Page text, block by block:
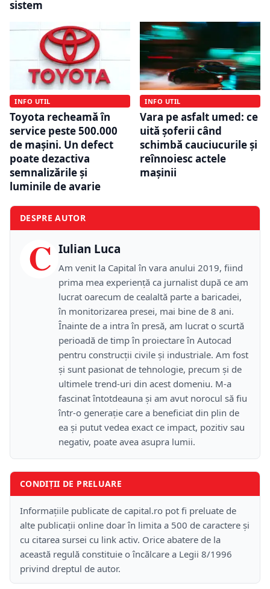
sistem
INFO UTIL
Toyota recheamă în
service peste 500.000
de mașini. Un defect
poate dezactiva
semnalizările și
luminile de avarie
INFO UTIL
Vara pe asfalt umed: ce
uită șoferii când
schimbă cauciucurile și
reînnoiesc actele
mașinii
DESPRE AUTOR
C Iulian Luca
Am venit la Capital în vara anului 2019, fiind
prima mea experiență ca jurnalist după ce am
lucrat oarecum de cealaltă parte a baricadei,
în monitorizarea presei, mai bine de 8 ani.
Înainte de a intra în presă, am lucrat o scurtă
perioadă de timp în proiectare în Autocad
pentru construcții civile și industriale. Am fost
și sunt pasionat de tehnologie, precum și de
ultimele trend-uri din acest domeniu. M-a
fascinat întotdeauna și am avut norocul să fiu
într-o generație care a beneficiat din plin de
ea și putut vedea exact ce impact, pozitiv sau
negativ, poate avea asupra lumii.
CONDIȚII DE PRELUARE
Informațiile publicate de capital.ro pot fi preluate de
alte publicații online doar în limita a 500 de caractere și
cu citarea sursei cu link activ. Orice abatere de la
această regulă constituie o încălcare a Legii 8/1996
privind dreptul de autor.